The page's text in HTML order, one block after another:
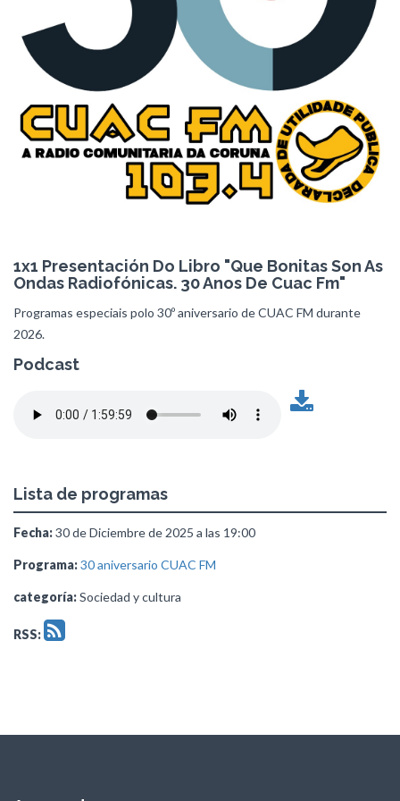
1x1 Presentación Do Libro "Que Bonitas Son As
Ondas Radiofónicas. 30 Anos De Cuac Fm"
Programas especiais polo 30º aniversario de CUAC FM durante
2026.
Podcast
Lista de programas
Fecha:30 de Diciembre de 2025 a las 19:00
Programa:30 aniversario CUAC FM
categoría:Sociedad y cultura
RSS: